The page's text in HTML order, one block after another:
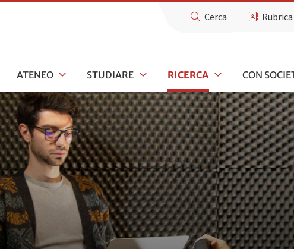
Cerca Rubrica
ATENEO STUDIARE RICERCA CON